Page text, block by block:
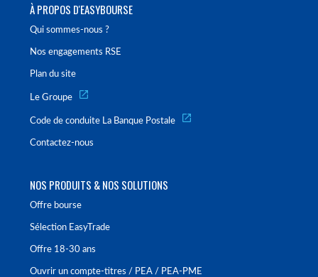
À PROPOS D'EASYBOURSE
Qui sommes-nous ?
Nos engagements RSE
Plan du site
Le Groupe
Code de conduite La Banque Postale
Contactez-nous
NOS PRODUITS & NOS SOLUTIONS
Offre bourse
Sélection EasyTrade
Offre 18-30 ans
Ouvrir un compte-titres / PEA / PEA-PME